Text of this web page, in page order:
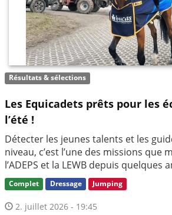
Résultats & sélections
Les Equicadets prêts pour les
l’été !
Détecter les jeunes talents et les
niveau, c’est l’une des missions que
l’ADEPS et la LEWB depuis quelques
Complet Dressage Jumping
2. juillet 2026 - 19:45